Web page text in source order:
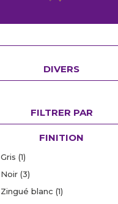
DIVERS
FILTRER PAR
FINITION
Gris (1)
Noir (3)
Zingué blanc (1)